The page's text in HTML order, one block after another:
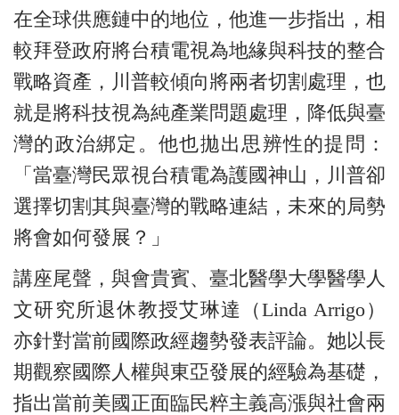
在全球供應鏈中的地位，他進一步指出，相
較拜登政府將台積電視為地緣與科技的整合
戰略資產，川普較傾向將兩者切割處理，也
就是將科技視為純產業問題處理，降低與臺
灣的政治綁定。他也拋出思辨性的提問：
「當臺灣民眾視台積電為護國神山，川普卻
選擇切割其與臺灣的戰略連結，未來的局勢
將會如何發展？」
講座尾聲，與會貴賓、臺北醫學大學醫學人
文研究所退休教授艾琳達（Linda Arrigo）
亦針對當前國際政經趨勢發表評論。她以長
期觀察國際人權與東亞發展的經驗為基礎，
指出當前美國正面臨民粹主義高漲與社會兩